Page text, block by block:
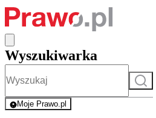
Wyszukiwarka
Szukaj
Moje Prawo.pl
- rejestracja i logowanie do serwisu